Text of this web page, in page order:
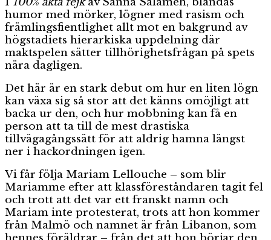
humor med mörker, lögner med rasism och
främlingsfientlighet allt mot en bakgrund av
högstadiets hierarkiska uppdelning där
maktspelen sätter tillhörighetsfrågan på spets
nära dagligen.
Det här är en stark debut om hur en liten lögn
kan växa sig så stor att det känns omöjligt att
backa ur den, och hur mobbning kan få en
person att ta till de mest drastiska
tillvägagångssätt för att aldrig hamna längst
ner i hackordningen igen.
Vi får följa Mariam Lellouche – som blir
Mariamme efter att klassföreståndaren tagit fel
och trott att det var ett franskt namn och
Mariam inte protesterat, trots att hon kommer
från Malmö och namnet är från Libanon, som